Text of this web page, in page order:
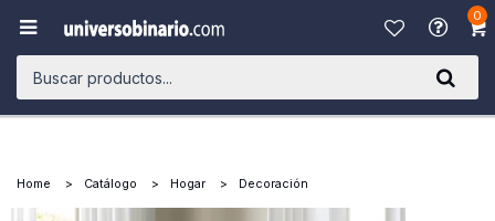
0

Home Catálogo Hogar Decoración